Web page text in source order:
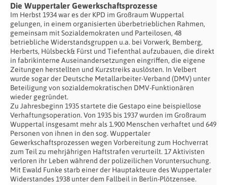
Die Wuppertaler Gewerkschaftsprozesse
Im Herbst 1934 war es der KPD im Großraum Wuppertal
gelungen, in einem organisierten überbetrieblichen Rahmen,
gemeinsam mit Sozialdemokraten und Parteilosen, 48
betriebliche Widerstandsgruppen u.a. bei Vorwerk, Bemberg,
Herberts, Hülsbeck& Fürst und Tiefenthal aufzubauen, die direkt
in fabrikinterne Auseinandersetzungen eingriffen, die eigene
Zeitungen herstellten und Kurzstreiks auslösten. In Velbert
wurde sogar der Deutsche Metallarbeiter-Verband (DMV) unter
Beteiligung von sozialdemokratischen DMV-Funktionären
wieder gegründet.
Zu Jahresbeginn 1935 startete die Gestapo eine beispiellose
Verhaftungsoperation. Von 1935 bis 1937 wurden im Großraum
Wuppertal insgesamt mehr als 1.900 Menschen verhaftet und 649
Personen von ihnen in den sog. Wuppertaler
Gewerkschaftsprozessen wegen Vorbereitung zum Hochverrat
zum Teil zu mehrjährigen Haftstrafen verurteilt. 17 Aktivisten
verloren ihr Leben während der polizeilichen Voruntersuchung.
Mit Ewald Funke starb einer der Hauptakteure des Wuppertaler
Widerstandes 1938 unter dem Fallbeil in Berlin-Plötzensee.